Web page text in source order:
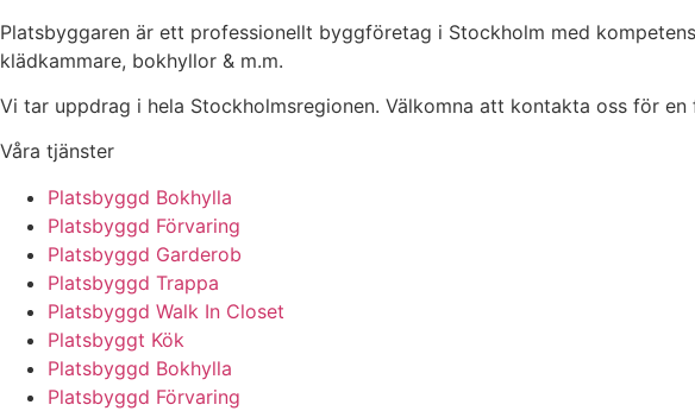
Platsbyggaren är ett professionellt byggföretag i Stockholm med
klädkammare, bokhyllor & m.m.
Vi tar uppdrag i hela Stockholmsregionen. Välkomna att kontakta oss för
Våra tjänster
Platsbyggd Bokhylla
Platsbyggd Förvaring
Platsbyggd Garderob
Platsbyggd Trappa
Platsbyggd Walk In Closet
Platsbyggt Kök
Platsbyggd Bokhylla
Platsbyggd Förvaring